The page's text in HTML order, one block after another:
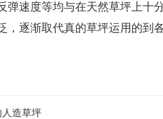
弹速度等均与在天然草坪上十
，逐渐取代真的草坪运用的到
造草坪